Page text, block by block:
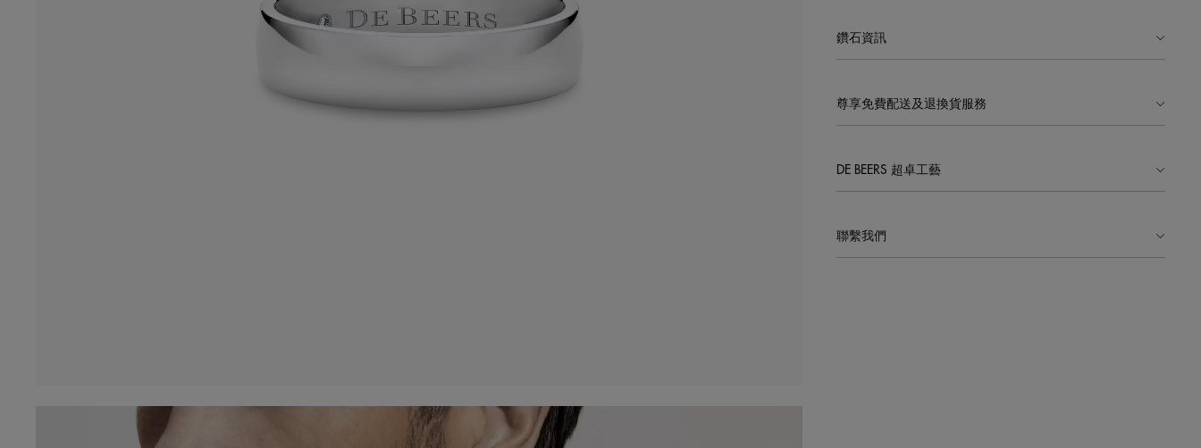
鑽石資訊
尊享免費配送及退換貨服務
DE BEERS 超卓工藝
聯繫我們